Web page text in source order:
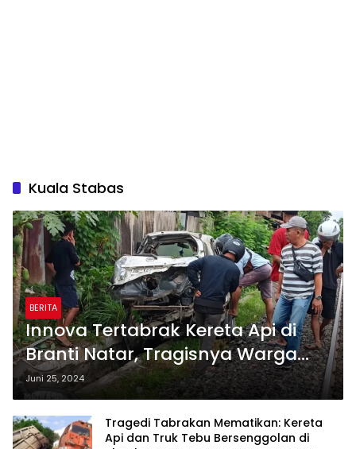
Kuala Stabas
BERITA
Innova Tertabrak Kereta Api di
Branti Natar, Tragisnya Warga
Pringsewu Meninggal setelah
Terobos Pintu Perlintasan
Juni 25, 2024
Tragedi Tabrakan Mematikan: Kereta
Api dan Truk Tebu Bersenggolan di